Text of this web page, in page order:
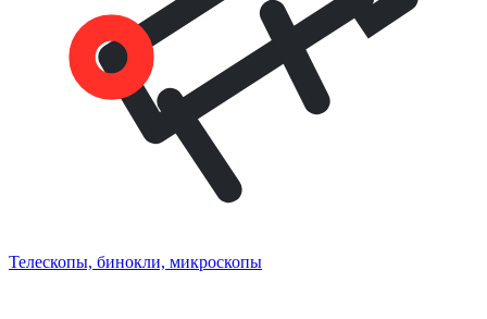
Телескопы, бинокли, микроскопы